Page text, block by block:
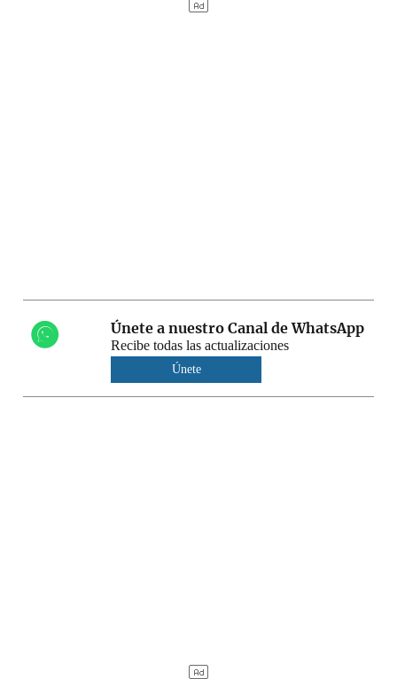
Únete a nuestro Canal de WhatsApp
Recibe todas las actualizaciones
Únete